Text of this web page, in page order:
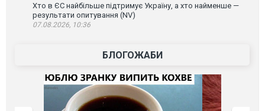
Хто в ЄС найбільше підтримує Україну, а хто найменше —
результати опитування (NV)
07.08.2026, 10:36
БЛОГОЖАБИ